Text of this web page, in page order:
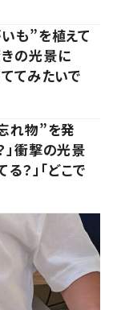
も”を植えて
の光景に
ててみたいで
れ物”を発
」衝撃の光景
る？」「どこで